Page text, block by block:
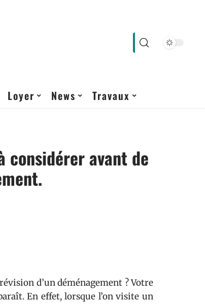
Loyer News Travaux
considérer avant de
d’un déménagement ? Votre
En effet, lorsque l’on visite un